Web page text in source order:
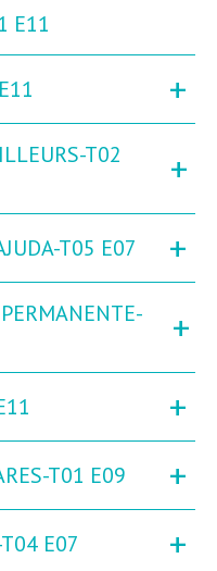
E11
+
T02
+
T05 E07 +
+
+
T01 E09 +
E07 +